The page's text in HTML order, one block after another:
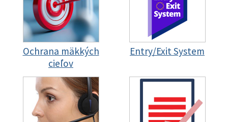
Ochrana mäkkých
cieľov
Entry/Exit System